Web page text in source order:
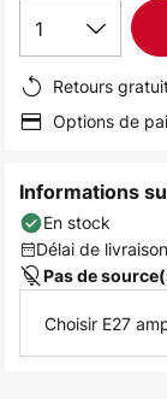
1
Retours
Options de
Informations
En stock
Délai de
Pas de
Choisir E27